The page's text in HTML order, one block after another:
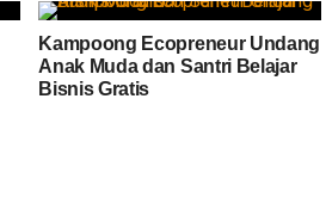
Kampoong Ecopreneur Undang
Anak Muda dan Santri Belajar
Bisnis Gratis